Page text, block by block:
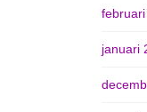
januari